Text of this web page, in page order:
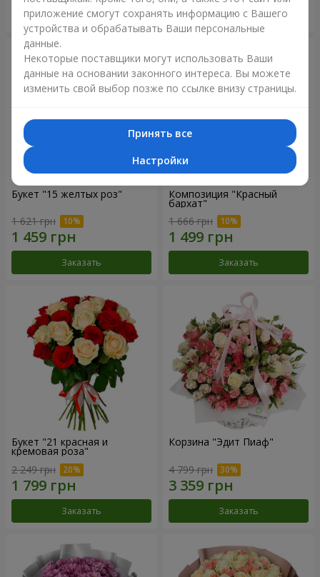
Заказать Заказать
Букет "15 желтых роз"
1 621 грн
Заказать
Композиция "Красный
бархат"
1 666 грн
Заказать
Букет "21 красная и
кремовая роза"
2 249 грн
Заказать
Корзина "Эдит Пиаф"
4 799 грн
Заказать
приложение смогут сохранять информацию с Вашего
устройства и обрабатывать Ваши персональные
данные.
Некоторые поставщики могут использовать Ваши
данные на основании законного интереса. Вы можете
изменить свой выбор позже по ссылке внизу страницы.
Принять все
Настройки